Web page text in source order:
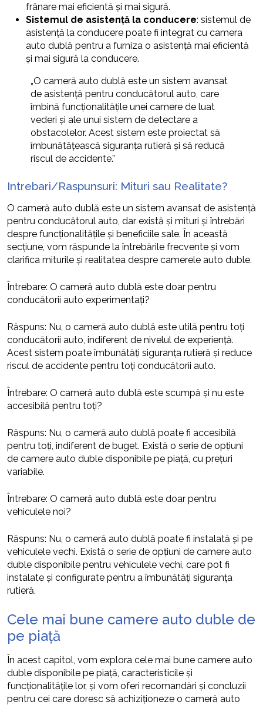
frânare mai eficientă și mai sigură.
Sistemul de asistență la conducere: sistemul de
asistență la conducere poate fi integrat cu camera
auto dublă pentru a furniza o asistență mai eficientă
și mai sigură la conducere.
„O cameră auto dublă este un sistem avansat
de asistență pentru conducătorul auto, care
îmbină funcționalitățile unei camere de luat
vederi și ale unui sistem de detectare a
obstacolelor. Acest sistem este proiectat să
îmbunătățească siguranța rutieră și să reducă
riscul de accidente.”
Intrebari/Raspunsuri: Mituri sau Realitate?
O cameră auto dublă este un sistem avansat de asistență
pentru conducătorul auto, dar există și mituri și întrebări
despre funcționalitățile și beneficiile sale. În această
secțiune, vom răspunde la întrebările frecvente și vom
clarifica miturile și realitatea despre camerele auto duble.
Întrebare: O cameră auto dublă este doar pentru
conducătorii auto experimentați?
Răspuns: Nu, o cameră auto dublă este utilă pentru toți
conducătorii auto, indiferent de nivelul de experiență.
Acest sistem poate îmbunătăți siguranța rutieră și reduce
riscul de accidente pentru toți conducătorii auto.
Întrebare: O cameră auto dublă este scumpă și nu este
accesibilă pentru toți?
Răspuns: Nu, o cameră auto dublă poate fi accesibilă
pentru toți, indiferent de buget. Există o serie de opțiuni
de camere auto duble disponibile pe piață, cu prețuri
variabile.
Întrebare: O cameră auto dublă este doar pentru
vehiculele noi?
Răspuns: Nu, o cameră auto dublă poate fi instalată și pe
vehiculele vechi. Există o serie de opțiuni de camere auto
duble disponibile pentru vehiculele vechi, care pot fi
instalate și configurate pentru a îmbunătăți siguranța
rutieră.
Cele mai bune camere auto duble de
pe piață
În acest capitol, vom explora cele mai bune camere auto
duble disponibile pe piață, caracteristicile și
funcționalitățile lor, și vom oferi recomandări și concluzii
pentru cei care doresc să achiziționeze o cameră auto